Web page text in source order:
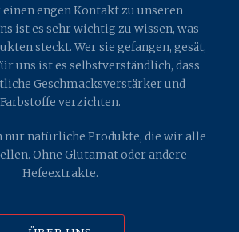
engen Kontakt zu unseren
ist es sehr wichtig zu wissen, was
steckt. Wer sie gefangen, gesät,
uns ist es selbstverständlich, dass
Geschmacksverstärker und
Farbstoffe verzichten.
nur natürliche Produkte, die wir alle
Ohne Glutamat oder andere
Hefeextrakte.